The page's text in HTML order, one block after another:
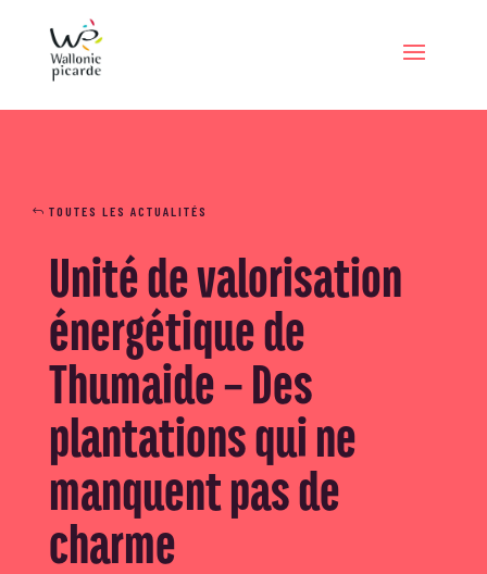
TOUTES LES ACTUALITÉS
Unité de valorisation
énergétique de
Thumaide – Des
plantations qui ne
manquent pas de
charme